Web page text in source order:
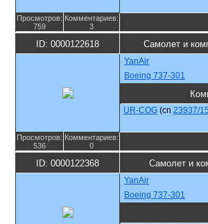
Просмотров:
759
Комментариев:
3
ID: 0000122618 Самолет и
YanAir
Boeing 737-301
UR-COG (cn 23937/
Просмотров:
536
Комментариев:
0
ID: 0000122368 Самолет и
YanAir
Boeing 737-301